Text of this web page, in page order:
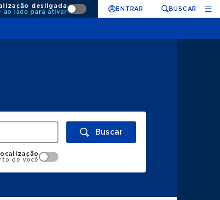
desligada
ao lado para ativar
ENTRAR BUSCAR
Buscar
de você